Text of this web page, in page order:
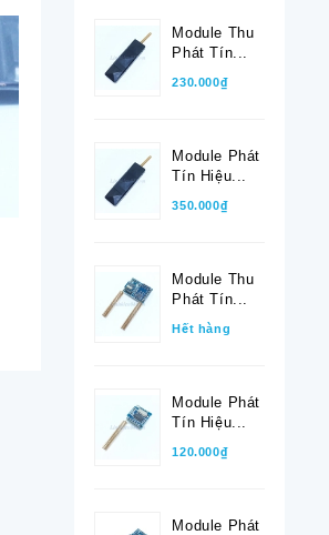
Module Thu
Phát Tín...
230.000₫
Module Phát
Tín Hiệu...
350.000₫
Module Thu
Phát Tín...
Hết hàng
Module Phát
Tín Hiệu...
120.000₫
Module Phát